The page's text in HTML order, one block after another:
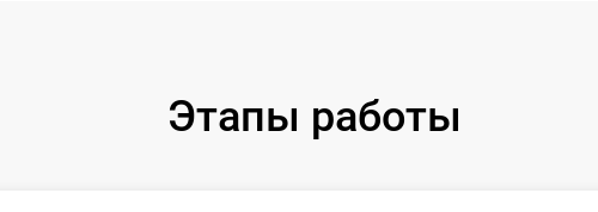
Этапы работы